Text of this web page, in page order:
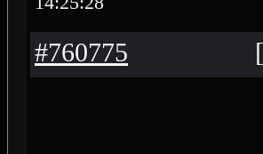
#760775 [